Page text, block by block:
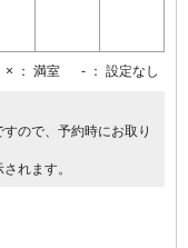
× ： 満室 - ： 設定なし
ので、予約時にお取り
れます。